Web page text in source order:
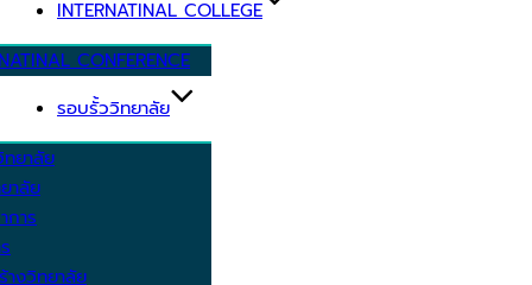
INTERNATINAL COLLEGE
CONFERENCE
รอบรั้ววิทยาลัย
ทยาลัย
าลัย
การ
างวิทยาลัย